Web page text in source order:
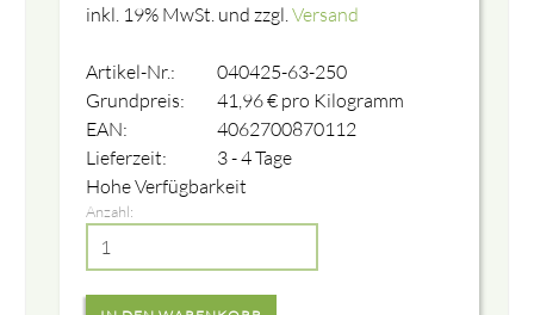
inkl. 19% MwSt. und zzgl. Versand
Artikel-Nr.:
040425-63-250
Grundpreis:
41,96€ pro Kilogramm
EAN:
4062700870112
Lieferzeit:
3 - 4 Tage
Hohe Verfügbarkeit
Anzahl: